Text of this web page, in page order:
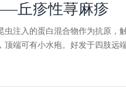
丘疹性荨麻疹
注入的蛋白混合物作为抗原
端可有小水疱。好发于四肢远